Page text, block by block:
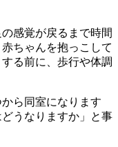
感覚が戻るまで時間
ちゃんを抱っこして
る前に、歩行や体調
ら同室になります
うなりますか」と事